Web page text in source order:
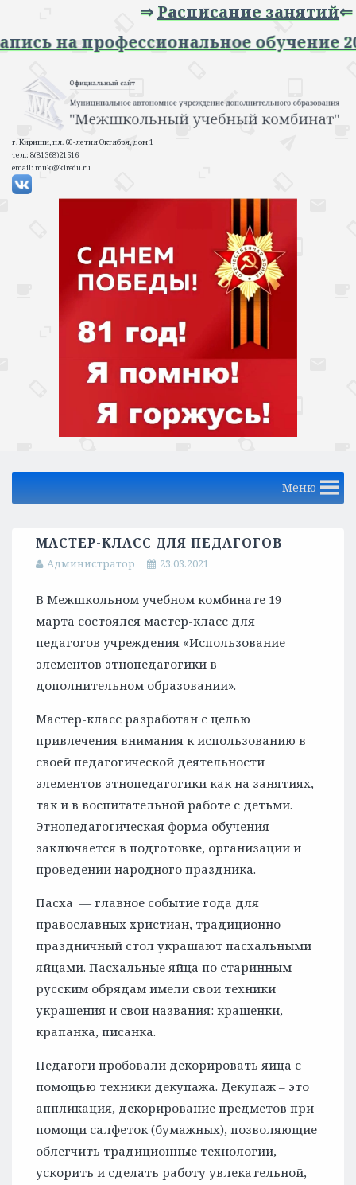
Расписание занятий⇐
на профессиональное
г. Кириши, пл. 60-летия Октября, дом 1
тел.: 8(81368)21516
email: muk@kiredu.ru
Меню
МАСТЕР-КЛАСС ДЛЯ ПЕДАГОГОВ
Администратор 23.03.2021
В Межшкольном учебном комбинате 19
марта состоялся мастер-класс для
педагогов учреждения «Использование
элементов этнопедагогики в
дополнительном образовании».
Мастер-класс разработан с целью
привлечения внимания к использованию в
своей педагогической деятельности
элементов этнопедагогики как на занятиях,
так и в воспитательной работе с детьми.
Этнопедагогическая форма обучения
заключается в подготовке, организации и
проведении народного праздника.
Пасха — главное событие года для
православных христиан, традиционно
праздничный стол украшают пасхальными
яйцами. Пасхальные яйца по старинным
русским обрядам имели свои техники
украшения и свои названия: крашенки,
крапанка, писанка.
Педагоги пробовали декорировать яйца с
помощью техники декупажа. Декупаж – это
аппликация, декорирование предметов при
помощи салфеток (бумажных), позволяющие
облегчить традиционные технологии,
ускорить и сделать работу увлекательной,